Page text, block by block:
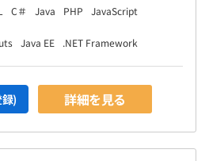
C＃ Java PHP
JavaScript
Java EE .NET Framework
) 詳細を見る